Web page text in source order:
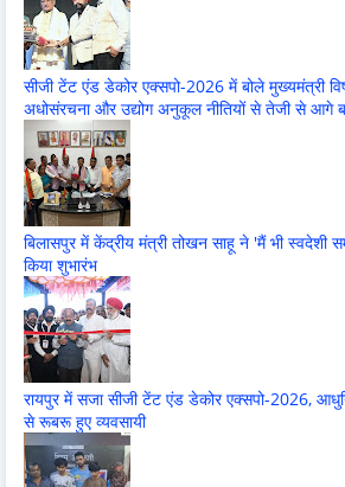
सीजी टेंट एंड डेकोर एक्सपो-2026 में बोले मुख्यमंत्री
अधोसंरचना और उद्योग अनुकूल नीतियों से तेजी से आगे
बिलासपुर में केंद्रीय मंत्री तोखन साहू ने 'मैं भी स्वदेशी
किया शुभारंभ
रायपुर में सजा सीजी टेंट एंड डेकोर एक्सपो-2026,
से रूबरू हुए व्यवसायी